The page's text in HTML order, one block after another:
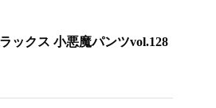
ックス 小悪魔パンツvol.128